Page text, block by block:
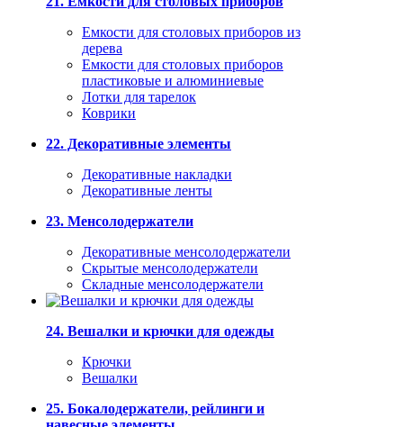
Емкости для столовых приборов из
дерева
Емкости для столовых приборов
пластиковые и алюминиевые
Лотки для тарелок
Коврики
22. Декоративные элементы
Декоративные накладки
Декоративные ленты
23. Менсолодержатели
Декоративные менсолодержатели
Скрытые менсолодержатели
Складные менсолодержатели
24. Вешалки и крючки для одежды
Крючки
Вешалки
25. Бокалодержатели, рейлинги и